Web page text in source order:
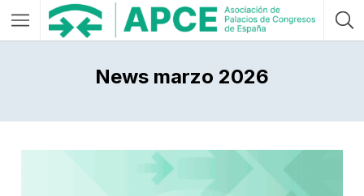
News marzo 2026